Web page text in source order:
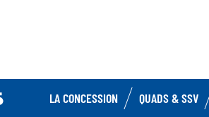
LA CONCESSION QUADS & SSV